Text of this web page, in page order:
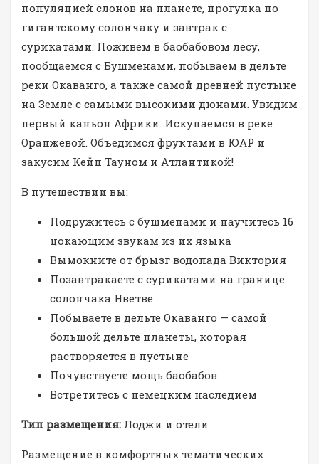
популяцией слонов на планете, прогулка по
гигантскому солончаку и завтрак с
сурикатами. Поживем в баобабовом лесу,
пообщаемся с Бушменами, побываем в дельте
реки Окаванго, а также самой древней пустыне
на Земле с самыми высокими дюнами. Увидим
первый каньон Африки. Искупаемся в реке
Оранжевой. Объедимся фруктами в ЮАР и
закусим Кейп Тауном и Атлантикой!
В путешествии вы:
Подружитесь с бушменами и научитесь 16
цокающим звукам из их языка
Вымокните от брызг водопада Виктория
Позавтракаете с сурикатами на границе
солончака Нветве
Побываете в дельте Окаванго — самой
большой дельте планеты, которая
растворяется в пустыне
Почувствуете мощь баобабов
Встретитесь с немецким наследием
Тип размещения: Лоджи и отели
Размещение в комфортных тематических